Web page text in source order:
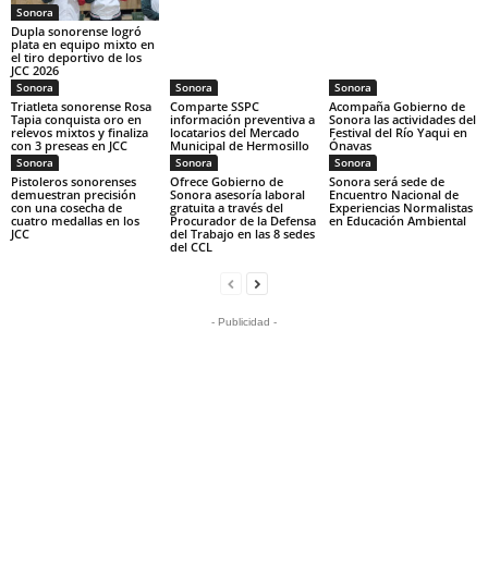
Sonora
Dupla sonorense logró
plata en equipo mixto en
el tiro deportivo de los
JCC 2026
Sonora
Triatleta sonorense Rosa
Tapia conquista oro en
relevos mixtos y finaliza
con 3 preseas en JCC
Sonora
Comparte SSPC
información preventiva a
locatarios del Mercado
Municipal de Hermosillo
Sonora
Acompaña Gobierno de
Sonora las actividades del
Festival del Río Yaqui en
Ónavas
Sonora
Pistoleros sonorenses
demuestran precisión
con una cosecha de
cuatro medallas en los
JCC
Sonora
Ofrece Gobierno de
Sonora asesoría laboral
gratuita a través del
Procurador de la Defensa
del Trabajo en las 8 sedes
del CCL
Sonora
Sonora será sede de
Encuentro Nacional de
Experiencias Normalistas
en Educación Ambiental
- Publicidad -